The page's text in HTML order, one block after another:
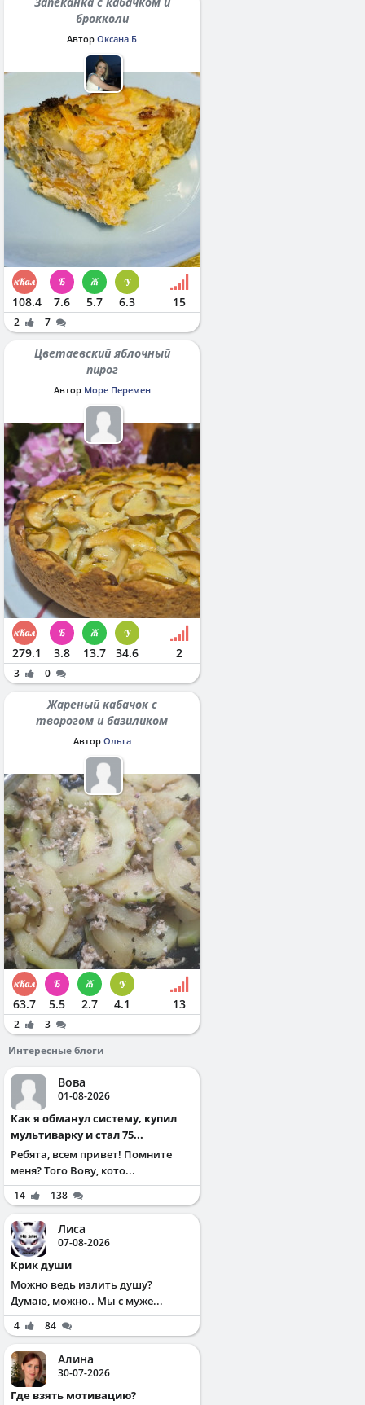
брокколи
Автор Оксана Б
108.4 7.6 5.7 6.3 15
2 7
Цветаевский яблочный
пирог
Автор Море Перемен
279.1 3.8 13.7 34.6 2
3 0
Жареный кабачок с
творогом и базиликом
Автор Ольга
63.7 5.5 2.7 4.1 13
2
3
Интересные блоги
Вова
01-08-2026
Как я обманул систему, купил
мультиварку и стал 75...
Ребята, всем привет! Помните
меня? Того Вову, кото...
14 138
Лиса
07-08-2026
Крик души
Можно ведь излить душу?
Думаю, можно.. Мы с муже...
4 84
Алина
30-07-2026
Где взять мотивацию?